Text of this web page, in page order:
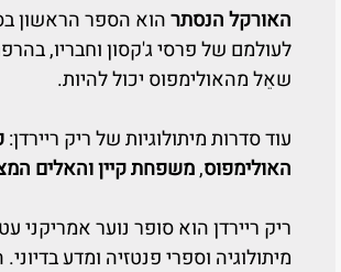
האורקל הנסתרהוא הספר הראשון
לעולמם של פרסי ג'קסון וחבריו,
שאֵל מהאולימפוס יכול להיות.
עוד סדרות מיתולוגיות של ריק ריירדן:
האולימפוס,משפחת קיין והאלים
ריק ריירדן הוא סופר נוער אמריקני